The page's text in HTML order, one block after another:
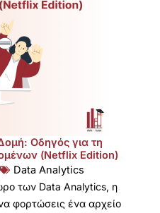
Οδηγός για τη
(Netflix Edition)
Data Analytics
των Data Analytics, η
φορτώσεις ένα αρχείο